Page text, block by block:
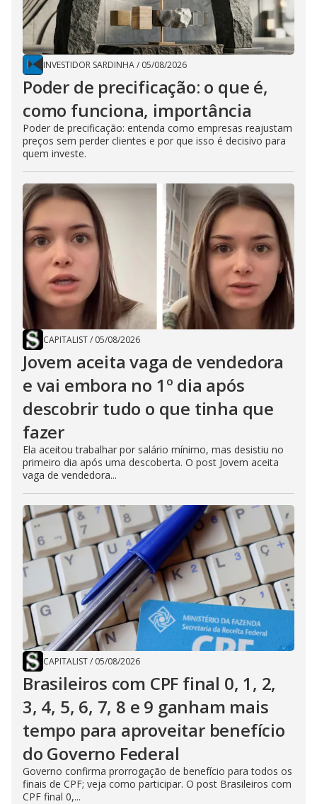
INVESTIDOR SARDINHA/ 05/08/2026
Poder de precificação: o que é,
como funciona, importância
Poder de precificação: entenda como empresas reajustam
preços sem perder clientes e por que isso é decisivo para
quem investe.
CAPITALIST/ 05/08/2026
Jovem aceita vaga de vendedora
e vai embora no 1º dia após
descobrir tudo o que tinha que
fazer
Ela aceitou trabalhar por salário mínimo, mas desistiu no
primeiro dia após uma descoberta. O post Jovem aceita
vaga de vendedora...
CAPITALIST/ 05/08/2026
Brasileiros com CPF final 0, 1, 2,
3, 4, 5, 6, 7, 8 e 9 ganham mais
tempo para aproveitar benefício
do Governo Federal
Governo confirma prorrogação de benefício para todos os
finais de CPF; veja como participar. O post Brasileiros com
CPF final 0,...